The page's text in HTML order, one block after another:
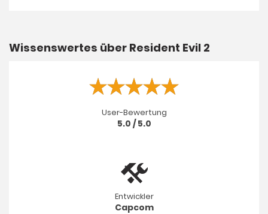
Wissenswertes über Resident Evil 2
User-Bewertung
5.0 / 5.0
Entwickler
Capcom